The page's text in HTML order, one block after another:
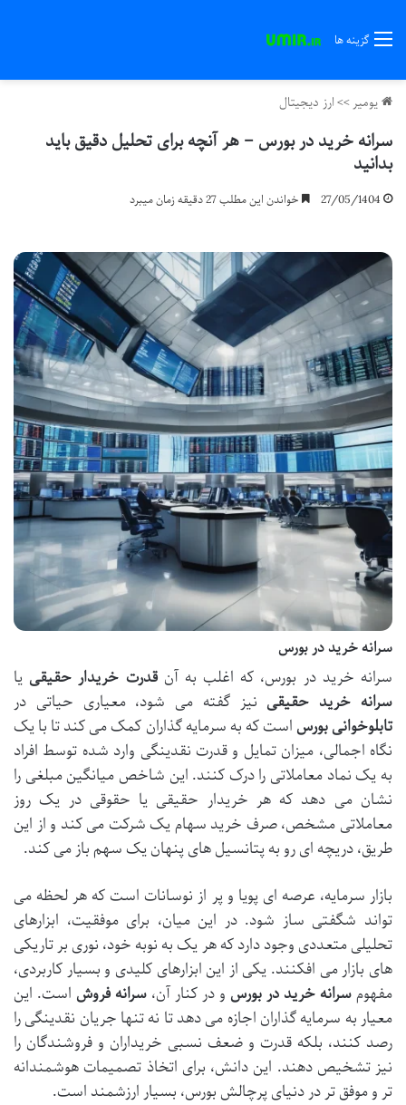
گزینه ها
یومیر>>ارز دیجیتال
سرانه خرید در بورس – هر آنچه برای تحلیل دقیق باید
بدانید
27/05/1404 خواندن این مطلب 27 دقیقه زمان میبرد
سرانه خرید در بورس
سرانه خرید در بورس، که اغلب به آنقدرت خریدار حقیقی یا
سرانه خرید حقیقی نیز گفته می شود، معیاری حیاتی در
تابلوخوانی بورس است که به سرمایه گذاران کمک می کند تا با یک
نگاه اجمالی، میزان تمایل و قدرت نقدینگی وارد شده توسط افراد
به یک نماد معاملاتی را درک کنند. این شاخص میانگین مبلغی را
نشان می دهد که هر خریدار حقیقی یا حقوقی در یک روز
معاملاتی مشخص، صرف خرید سهام یک شرکت می کند و از این
طریق، دریچه ای رو به پتانسیل های پنهان یک سهم باز می کند.
بازار سرمایه، عرصه ای پویا و پر از نوسانات است که هر لحظه می
تواند شگفتی ساز شود. در این میان، برای موفقیت، ابزارهای
تحلیلی متعددی وجود دارد که هر یک به نوبه خود، نوری بر تاریکی
های بازار می افکنند. یکی از این ابزارهای کلیدی و بسیار کاربردی،
مفهومسرانه خرید در بورس و در کنار آن، سرانه فروش است. این
معیار به سرمایه گذاران اجازه می دهد تا نه تنها جریان نقدینگی را
رصد کنند، بلکه قدرت و ضعف نسبی خریداران و فروشندگان را
نیز تشخیص دهند. این دانش، برای اتخاذ تصمیمات هوشمندانه
تر و موفق تر در دنیای پرچالش بورس، بسیار ارزشمند است.